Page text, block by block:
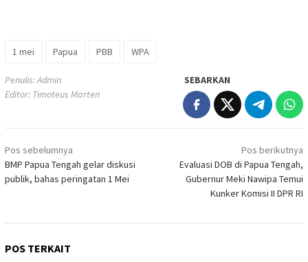
1 mei Papua PBB WPA
Penulis: Admin
Editor: Timoteus Marten
SEBARKAN
Navigasi
pos
Pos sebelumnya
BMP Papua Tengah gelar diskusi
publik, bahas peringatan 1 Mei
Pos berikutnya
Evaluasi DOB di Papua Tengah,
Gubernur Meki Nawipa Temui
Kunker Komisi II DPR RI
POS TERKAIT